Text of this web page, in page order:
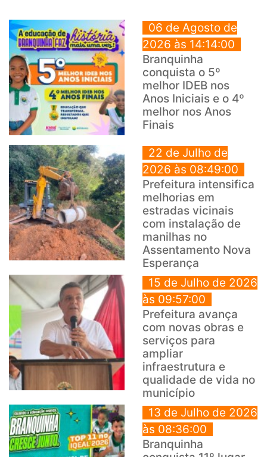
06 de Agosto de
2026 às 14:14:00
Branquinha
conquista o 5º
melhor IDEB nos
Anos Iniciais e o 4º
melhor nos Anos
Finais
22 de Julho de
2026 às 08:49:00
Prefeitura intensifica
melhorias em
estradas vicinais
com instalação de
manilhas no
Assentamento Nova
Esperança
15 de Julho de 2026
às 09:57:00
Prefeitura avança
com novas obras e
serviços para
ampliar
infraestrutura e
qualidade de vida no
município
13 de Julho de 2026
às 08:36:00
Branquinha